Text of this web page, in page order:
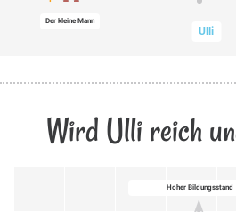
Der kleine Mann
Ulli
Wird Ulli reich
Hoher Bildungsstand